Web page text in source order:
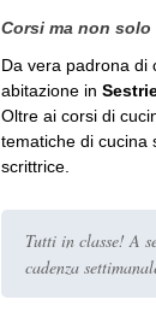
Corsi ma non solo
Da vera padrona di
abitazione in
Oltre ai corsi di
tematiche di cucina
scrittrice.
Tutti in classe! A
cadenza